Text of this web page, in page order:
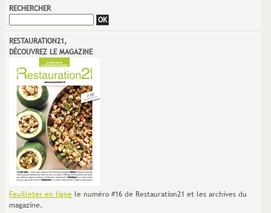
RECHERCHER
RESTAURATION21,
DÉCOUVREZ LE MAGAZINE
Feuilleter en ligne le numéro #16 de Restauration21 et les archives du
magazine.